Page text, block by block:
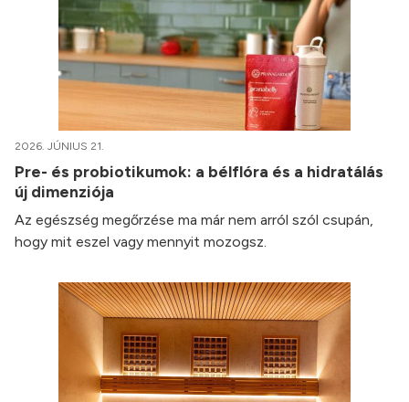
2026. JÚNIUS 21.
Pre- és probiotikumok: a bélflóra és a hidratálás
új dimenziója
Az egészség megőrzése ma már nem arról szól csupán,
hogy mit eszel vagy mennyit mozogsz.